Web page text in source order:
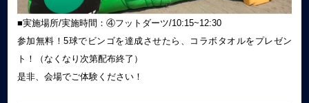
■実施場所/実施時間：④フットダーツ/10:15~12:30
参加無料！5球でビンゴを達成させたら、コラボタオルをプレゼン
ト！（なくなり次第配布終了）
是非、会場でご体験ください！